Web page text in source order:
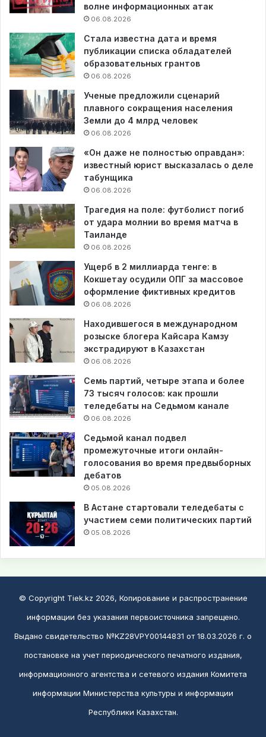
волне информационных атак
06.08.2026
Стала известна дата и время
публикации списка обладателей
образовательных грантов
06.08.2026
Ученые предложили сценарий
плавного сокращения населения
Земли до 4 млрд человек
06.08.2026
«Он даже не полностью оправдан»:
известный юрист высказалась о деле
табунщика
06.08.2026
Трагедия на поле: футболист погиб
от удара молнии во время матча в
Таиланде
06.08.2026
Ущерб в 2 миллиарда тенге: в
Кокшетау осудили ОПГ за массовое
оформление фиктивных кредитов
06.08.2026
Находившегося в международном
розыске блогера Кайсара Камзу
экстрадируют в Казахстан
06.08.2026
Семь партий, четыре этапа и более
73 тысяч голосов: как прошли
теледебаты на Седьмом канале
06.08.2026
Седьмой канал подвел
промежуточные итоги онлайн-
голосования во время предвыборных
дебатов
05.08.2026
В Астане стартовали теледебаты с
участием семи политических партий
05.08.2026
© Copyright Tiek.kz 2026, Копирование и распространение
информации без указания первоисточника запрещено.
Выдано свидетельство №KZ28VPY00144831 от 18.03.2026 г. о
постановке на учет периодического печатного издания,
информационного агентства и сетевого издания Комитета
информации Министерства культуры и информации
Республики Казахстан.